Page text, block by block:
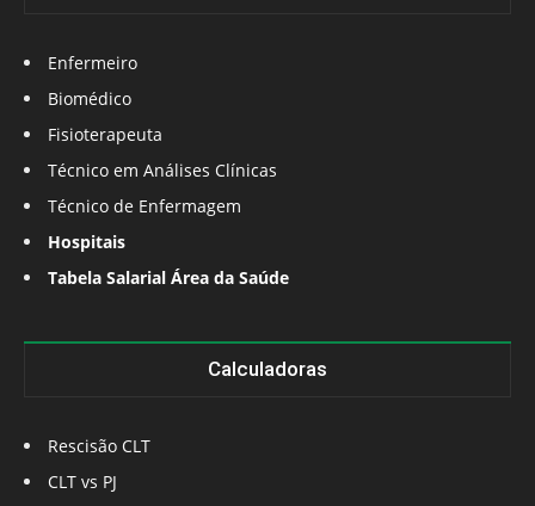
Enfermeiro
Biomédico
Fisioterapeuta
Técnico em Análises Clínicas
Técnico de Enfermagem
Hospitais
Tabela Salarial Área da Saúde
Calculadoras
Rescisão CLT
CLT vs PJ